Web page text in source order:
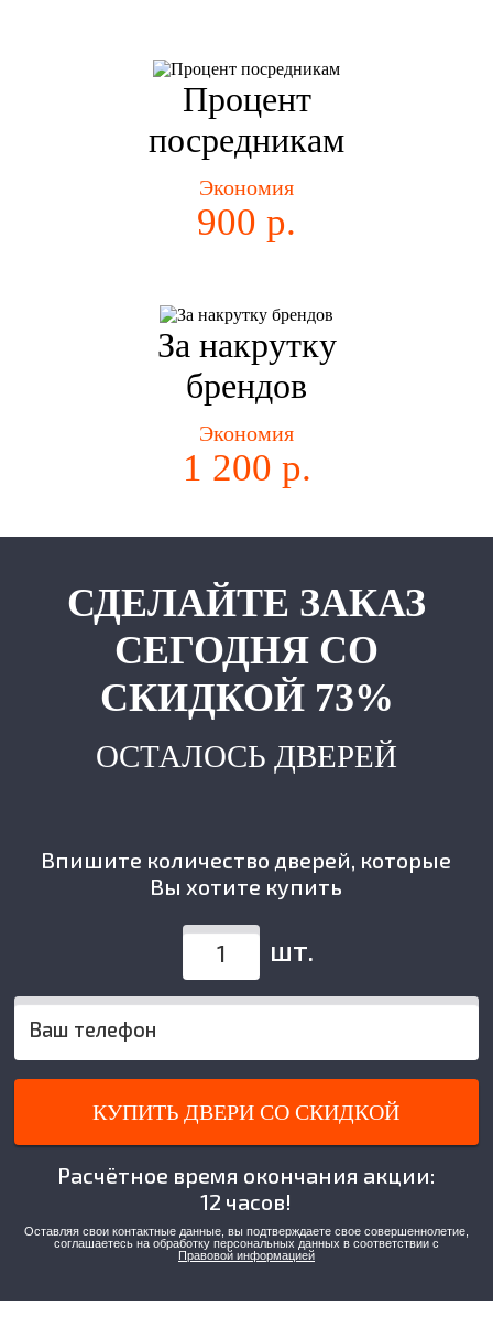
Процент
посредникам
Экономия
900 р.
За накрутку
брендов
Экономия
1 200 р.
СДЕЛАЙТЕ ЗАКАЗ
СЕГОДНЯ СО
СКИДКОЙ 73%
ОСТАЛОСЬ ДВЕРЕЙ
Впишите количество дверей, которые
Вы хотите купить
шт.
КУПИТЬ ДВЕРИ СО СКИДКОЙ
Расчётное время окончания акции:
12 часов!
Оставляя свои контактные данные, вы подтверждаете свое совершеннолетие,
соглашаетесь на обработку персональных данных в соответствии с
Правовой информацией